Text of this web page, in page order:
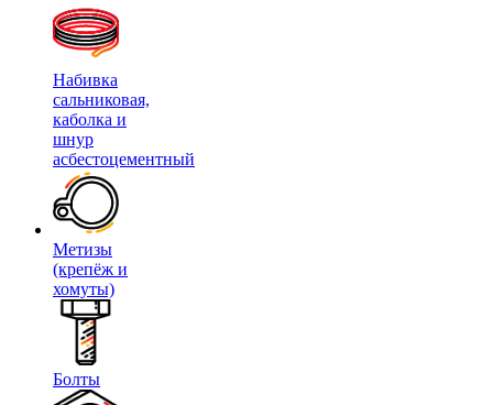
Набивка
сальниковая,
каболка и
шнур
асбестоцементный
Метизы
(крепёж и
хомуты)
Болты